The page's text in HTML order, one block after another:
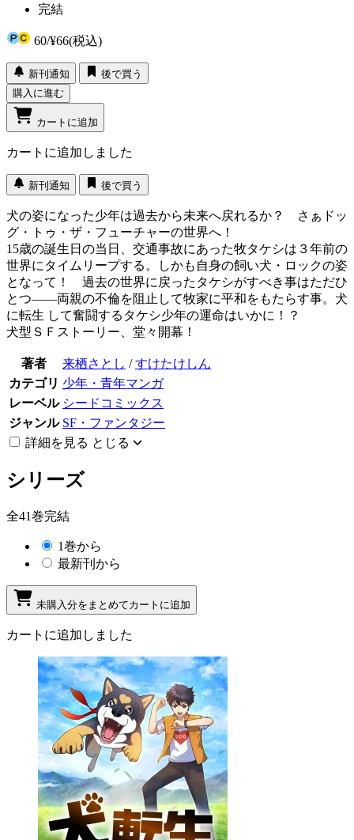
完結
60/¥66(税込)
新刊通知
後で買う
購入に進む
カートに追加
カートに追加しました
新刊通知 後で買う
犬の姿になった少年は過去から未来へ戻れるか？ さぁドッ
グ・トゥ・ザ・フューチャーの世界へ！
15歳の誕生日の当日、交通事故にあった牧タケシは３年前の
世界にタイムリープする。しかも自身の飼い犬・ロックの姿
となって！ 過去の世界に戻ったタケシがすべき事はただひ
とつ――両親の不倫を阻止して牧家に平和をもたらす事。犬
に転生 して奮闘するタケシ少年の運命はいかに！？
犬型ＳＦストーリー、堂々開幕！
著者 来栖さとし /すけたけしん
カテゴリ 少年・青年マンガ
レーベル シードコミックス
ジャンル SF・ファンタジー
詳細を見る とじる
シリーズ
全41巻完結
1巻から
最新刊から
未購入分をまとめてカートに追加
カートに追加しました